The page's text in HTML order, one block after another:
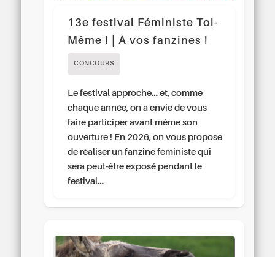
13e festival Féministe Toi-
Même ! | À vos fanzines !
CONCOURS
Le festival approche… et, comme
chaque année, on a envie de vous
faire participer avant même son
ouverture ! En 2026, on vous propose
de réaliser un fanzine féministe qui
sera peut-être exposé pendant le
festival…